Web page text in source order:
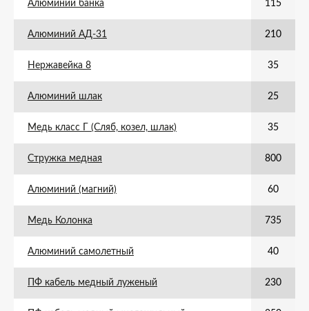
Алюминий банка 115
Алюминий АД-31 210
Нержавейка 8 35
Алюминий шлак 25
Медь класс Г (Сляб, козел, шлак) 35
Стружка медная 800
Алюминий (магний) 60
Медь Колонка 735
Алюминий самолетный 40
ПФ кабель медный луженый 230